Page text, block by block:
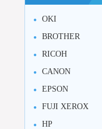
OKI
BROTHER
RICOH
CANON
EPSON
FUJI XEROX
HP